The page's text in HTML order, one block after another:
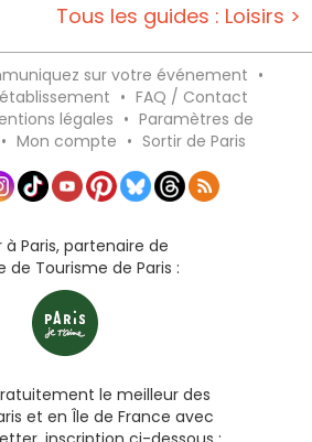
Tous les guides : Loisirs >
sur votre événement •
• FAQ / Contact
légales • Paramètres de
• Mon compte • Sortir de Paris
à Paris, partenaire de
de Tourisme de Paris :
le meilleur des
et en Île de France avec